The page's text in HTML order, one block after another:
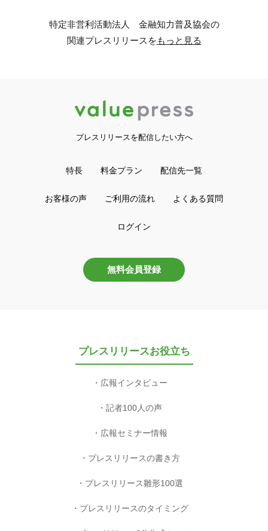
特定非営利活動法人 金融知力普及協会の
関連プレスリリースをもっと見る
プレスリリースを配信したい方へ
特長 料金プラン 配信先一覧
お客様の声 ご利用の流れ よくある質問
ログイン
無料会員登録
プレスリリースお役立ち
広報インタビュー
記者100人の声
広報セミナー情報
プレスリリースの書き方
プレスリリース雛形100選
プレスリリースのタイミング